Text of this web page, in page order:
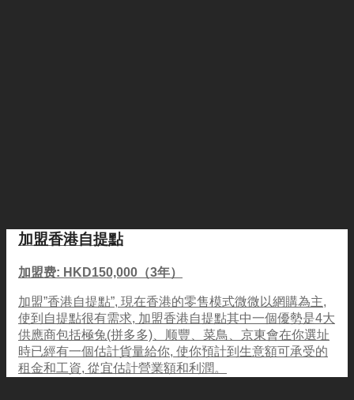
加盟香港自提點
加盟费: HKD150,000（3年）
加盟”香港自提點”, 現在香港的零售模式微微以網購為主,
使到自提點很有需求, 加盟香港自提點其中一個優勢是4大
供應商包括極兔(拼多多)、顺豐、菜鳥、京東會在你選址
時已經有一個估計貨量給你, 使你預計到生意額可承受的
租金和工資, 從宜估計營業額和利潤。